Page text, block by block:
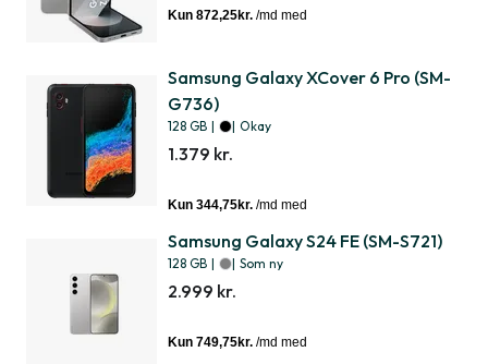
Samsung Galaxy XCover 6 Pro (SM-
G736)
128 GB | | Okay
1.379 kr.
Samsung Galaxy S24 FE (SM-S721)
128 GB | | Som ny
2.999 kr.